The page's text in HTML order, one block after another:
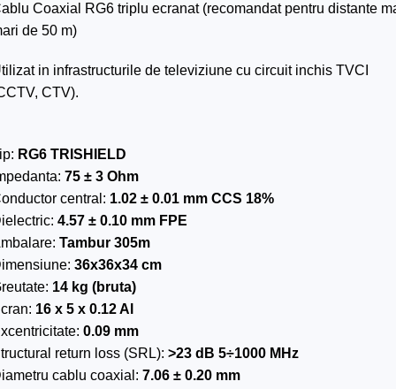
Trimite solicitarea
tale (proiect, buget, termen, alte produse)
Coaxial RG6 triplu ecranat (recomandat pentru distante
de 50 m)
in infrastructurile de televiziune cu circuit inchis TVCI
CTV).
RG6 TRISHIELD
75 ± 3 Ohm
central: 1.02 ± 0.01 mm CCS 18%
4.57 ± 0.10 mm FPE
Tambur 305m
36x36x34 cm
14 kg (bruta)
16 x 5 x 0.12 Al
0.09 mm
return loss (SRL): >23 dB 5÷1000 MHz
cablu coaxial: 7.06 ± 0.20 mm